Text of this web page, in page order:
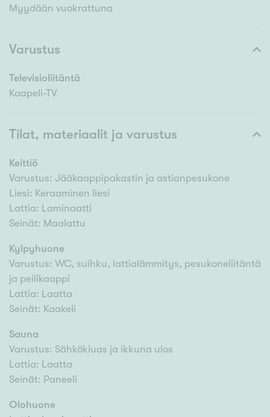
Myydään vuokrattuna
Varustus
Televisioliitäntä
Kaapeli-TV
Tilat, materiaalit ja varustus
Keittiö
Varustus: Jääkaappipakastin ja astianpesukone
Liesi: Keraaminen liesi
Lattia: Laminaatti
Seinät: Maalattu
Kylpyhuone
Varustus: WC, suihku, lattialämmitys, pesukoneliitäntä
ja peilikaappi
Lattia: Laatta
Seinät: Kaakeli
Sauna
Varustus: Sähkökiuas ja ikkuna ulos
Lattia: Laatta
Seinät: Paneeli
Olohuone